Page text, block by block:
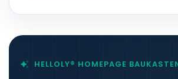
HELLOLY® HOMEPAGE